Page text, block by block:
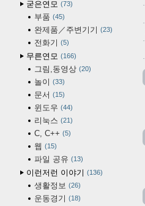
굳은연모 73
부품 45
완제품／주변기기 23
전화기 5
무른연모 166
그림,동영상 20
놀이 33
문서 15
윈도우 44
리눅스 21
C, C++ 5
웹 15
파일 공유 13
이런저런 이야기 136
생활정보 26
운동경기 18